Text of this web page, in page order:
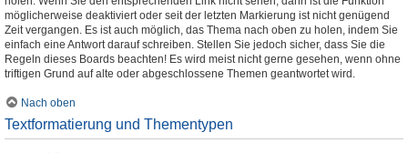
möglicherweise deaktiviert oder seit der letzten Markierung ist nicht genügend
Zeit vergangen. Es ist auch möglich, das Thema nach oben zu holen, indem Sie
einfach eine Antwort darauf schreiben. Stellen Sie jedoch sicher, dass Sie die
Regeln dieses Boards beachten! Es wird meist nicht gerne gesehen, wenn ohne
triftigen Grund auf alte oder abgeschlossene Themen geantwortet wird.
Nach oben
Textformatierung und Thementypen